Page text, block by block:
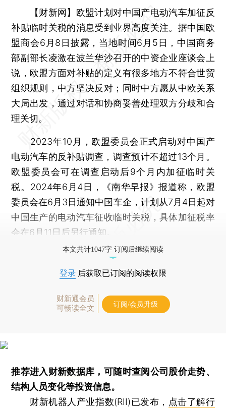
【财新网】 欧盟计划对中国产电动汽车加征反
补贴临时关税的消息受到业界高度关注。据中国欧
盟商会6月8日披露，当地时间6月5日，中国商务
部副部长凌激在波兰华沙召开的中资企业座谈会上
说，欧盟方面对补贴的定义有很多地方不符合世贸
组织规则，中方坚决反对；同时中方愿从中欧关系
大局出发，通过对话和协商妥善处理双方分歧和合
理关切。
2023年10月，欧盟委员会正式启动对中国产
电动汽车的反补贴调查，调查预计不超过13个月。
欧盟委员会可在调查启动后9个月内加征临时关
税。2024年6月4日，《南华早报》报道称，欧盟
委员会在6月3日通知中国车企，计划从7月4日起对
中国生产的电动汽车征收临时关税，具体加征税率
会在6月11日后另行通知。
本文共计1047字 订阅后继续阅读
登录 后获取已订阅的阅读权限
财新通会员
可畅读全文
订阅/会员升级
推荐进入财新数据库 ，可随时查阅公司股价走势、
结构人员变化等投资信息。
财新机器人产业指数(RII)已发布， 点击了解行